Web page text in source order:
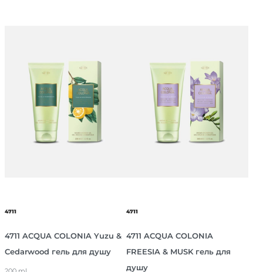
4711
4711 ACQUA COLONIA Yuzu &
Cedarwood гель для душу
4711
4711 ACQUA COLONIA
FREESIA & MUSK гель для
душу